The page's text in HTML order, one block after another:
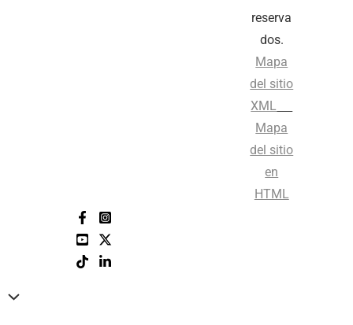
reserva
dos.
Mapa
del sitio
XML
Mapa
del sitio
en
HTML